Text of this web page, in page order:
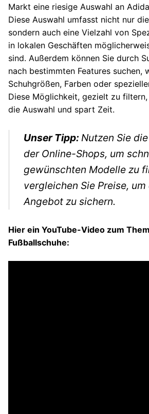
Markt eine riesige Auswahl an
Diese Auswahl umfasst nicht nur
sondern auch eine Vielzahl von
in lokalen Geschäften
sind. Außerdem können Sie durch
nach bestimmten Features suchen,
Schuhgrößen, Farben oder
Diese Möglichkeit, gezielt zu
die Auswahl und spart Zeit.
Unser Tipp:Nutzen Sie
der Online-Shops, um
gewünschten Modelle zu
vergleichen Sie Preise,
Angebot zu sichern.
Hier ein YouTube-Video zum
Fußballschuhe: